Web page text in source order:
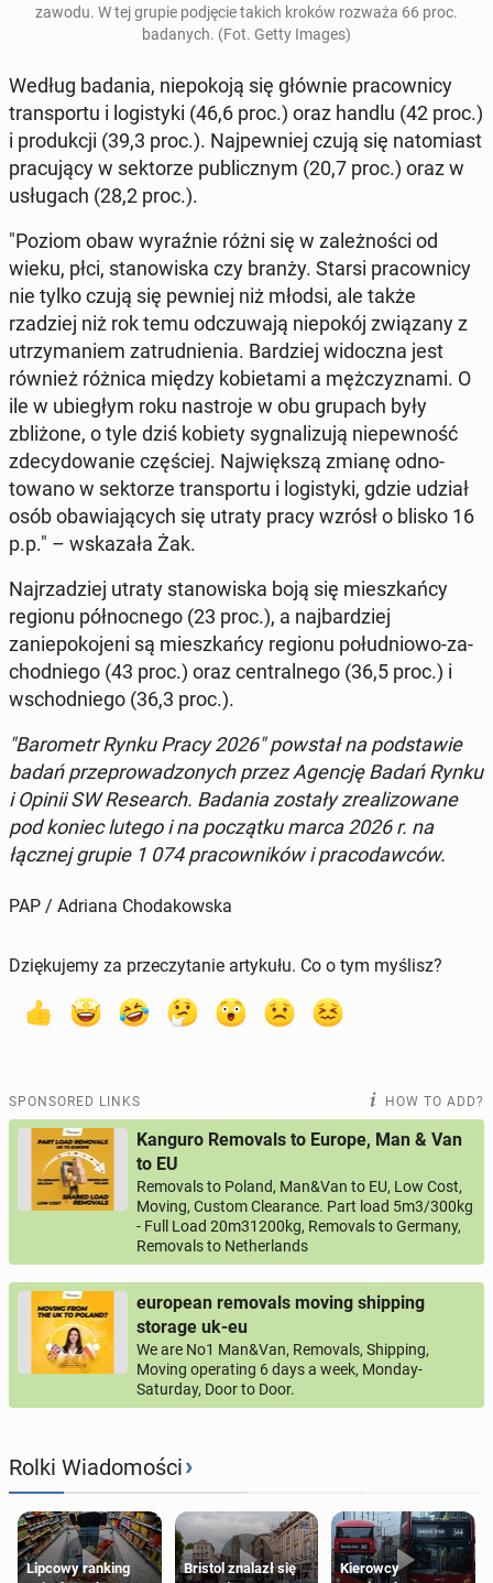
zawodu. W tej grupie pod­ję­cie takich kroków rozważa 66 proc.
badanych. (Fot. Getty Images)
Według badania, niepoko­ją się głównie pra­cown­i­cy
trans­portu i lo­gisty­ki (46,6 proc.) oraz handlu (42 proc.)
i pro­dukcji (39,3 proc.). Na­jpewniej czują się nato­mi­ast
pracu­ją­cy w sek­torze pub­licznym (20,7 proc.) oraz w
usłu­gach (28,2 proc.).
"Poziom obaw wyraźnie różni się w za­leżnoś­ci od
wieku, płci, stanowiska czy branży. Starsi pra­cown­i­cy
nie tylko czują się pewniej niż młodsi, ale także
rzadziej niż rok temu od­czuwa­ją niepokój związany z
utrzy­maniem za­trud­nienia. Bardziej widocz­na jest
również różnica między ko­bi­eta­mi a mężczyz­na­mi. O
ile w ubiegłym roku nas­tro­je w obu grupach były
zbliżone, o tyle dziś kobiety syg­nal­izu­ją niepewność
zde­cy­dowanie częś­ciej. Na­jwięk­szą zmianę odno­
towano w sek­torze trans­portu i lo­gisty­ki, gdzie udział
osób obaw­ia­ją­cych się utraty pracy wzrósł o blisko 16
p.p." – wskaza­ła Żak.
Na­jrzadziej utraty stanowiska boją się mieszkań­cy
regionu północ­nego (23 proc.), a na­jbardziej
zaniepoko­jeni są mieszkań­cy regionu połud­niowo-za­
chod­niego (43 proc.) oraz cen­tral­nego (36,5 proc.) i
wschod­niego (36,3 proc.).
"Barometr Rynku Pracy 2026" powstał na pod­staw­ie
badań przeprowad­zonych przez Agencję Badań Rynku
i Opinii SW Re­search. Badania zostały zre­al­i­zowane
pod koniec lutego i na początku marca 2026 r. na
łącznej grupie 1 074 pra­cown­ików i pra­co­daw­ców.
PAP / Adriana Chodakowska
Dziękujemy za przeczytanie artykułu. Co o tym myślisz?
SPONSORED LINKS HOW TO ADD?
Kanguro Removals to Europe, Man & Van
to EU
Removals to Poland, Man&Van to EU, Low Cost,
Moving, Custom Clearance. Part load 5m3/300kg
- Full Load 20m31200kg, Removals to Germany,
Removals to Netherlands
european removals moving shipping
storage uk-eu
We are No1 Man&Van, Removals, Shipping,
Moving operating 6 days a week, Monday-
Saturday, Door to Door.
Rolki Wiadomości›
Lipcowy ranking
Bristol znalazł się
Kierowcy